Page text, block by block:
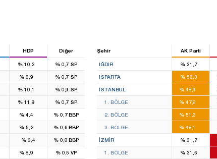
HDP Diğer Şehir AK Parti
% 10,3
7
%0,7 SP
% 8,9 %0,7 SP
% 10,1 %0,9 SP
% 11,9 %0,7 SP
% 4,4 %0,7BBP
% 5,2 %0,6BBP
% 3,4 %0,8BBP
% 8,9 %0,5VP
IĞDIR % 31,7
ISPARTA % 53,3
İSTANBUL %48,9
1. BÖLGE %47,8
2. BÖLGE %51,3
3. BÖLGE %48,1
İZMIR % 31,7
1. BÖLGE % 31,6